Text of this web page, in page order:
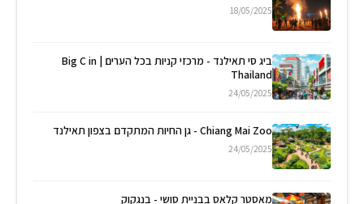
18/05/2025
ביג סי תאילנד - מרכזי קניות בכל הערים | Big C in
Thailand
24/05/2025
Chiang Mai Zoo - גן החיות המתקדם בצפון תאילנד
24/05/2025
מאסטר קלאס בבניית סושי - בנגקוק